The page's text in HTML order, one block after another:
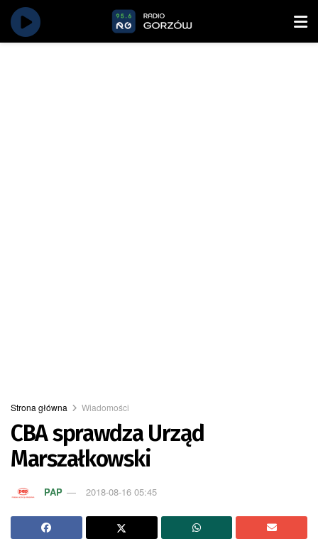
Strona główna Wiadomości
CBA sprawdza Urząd
Marszałkowski
PAP 2018-08-16 05:45